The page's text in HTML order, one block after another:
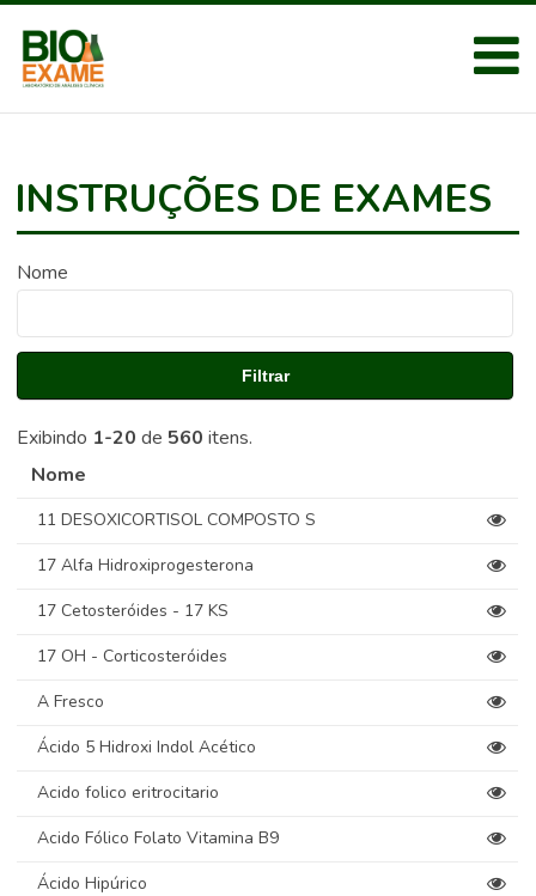
INSTRUÇÕES DE EXAMES
Nome
Filtrar
Exibindo 1-20 de 560 itens.
Nome
11 DESOXICORTISOL COMPOSTO S
17 Alfa Hidroxiprogesterona
17 Cetosteróides - 17 KS
17 OH - Corticosteróides
A Fresco
Ácido 5 Hidroxi Indol Acético
Acido folico eritrocitario
Acido Fólico Folato Vitamina B9
Ácido Hipúrico